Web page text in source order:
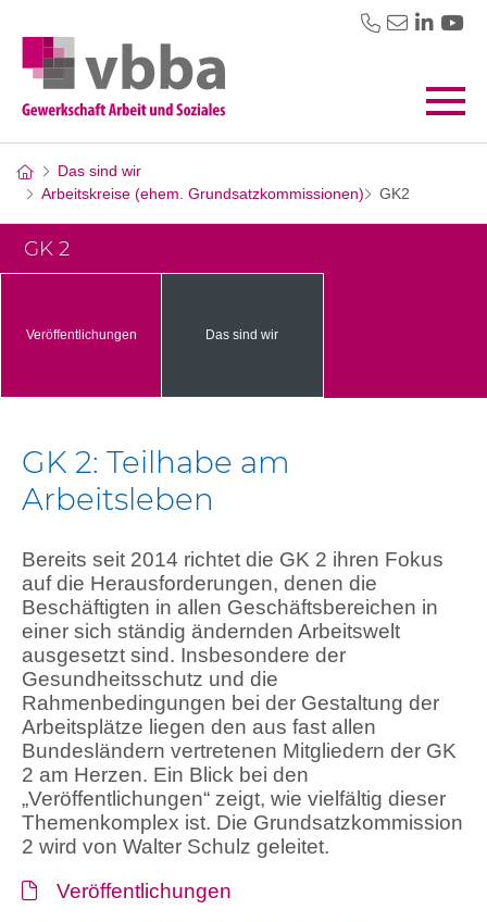
Das sind wir
Arbeitskreise (ehem. Grundsatzkommissionen)
GK2
GK 2
Veröffentlichungen Das sind wir
GK 2: Teilhabe am
Arbeitsleben
Bereits seit 2014 richtet die GK 2 ihren Fokus
auf die Herausforderungen, denen die
Beschäftigten in allen Geschäftsbereichen in
einer sich ständig ändernden Arbeitswelt
ausgesetzt sind. Insbesondere der
Gesundheitsschutz und die
Rahmenbedingungen bei der Gestaltung der
Arbeitsplätze liegen den aus fast allen
Bundesländern vertretenen Mitgliedern der GK
2 am Herzen. Ein Blick bei den
„Veröffentlichungen“ zeigt, wie vielfältig dieser
Themenkomplex ist. Die Grundsatzkommission
2 wird von Walter Schulz geleitet.
Veröffentlichungen